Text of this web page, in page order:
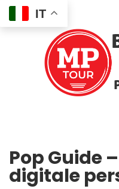
Pop Guide
digitale
IT